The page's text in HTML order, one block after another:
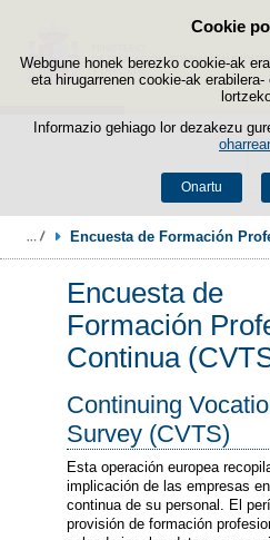
Cookie
Webgune honek berezko cookie-ak
eta hirugarrenen cookie-ak
Informazio gehiago lor dezakezu
Onartu
Encuesta de Formación
Encuesta de
Formación
Continua
Continuing
Survey (CVTS)
Esta operación europea
implicación de las empresas
continua de su personal. El
provisión de formación